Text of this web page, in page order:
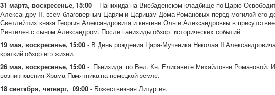
31 марта, воскресенье, 15:00- Панихида на Висбаденском кладбище по Царю-
Александру II, всем благоверным Царям и Царицам Дома Романовых перед могилой его
Светлейших князя Георгия Александровича и княгини Ольги Александровны в
Ринтелен с сыном Александром. После панихиды обзор исторических событий
19 мая, воскресенье, 15:00- В День рождения Царя-Мученика Николая II
краткий обзор его жизни.
26 мая, воскресенье, 15:00- Панихида по Вел. Кн. Елисавете Михайловне Романовой.
возникновения Храма-Памятника на немецкой земле.
18 сентября, четверг, 09:00 - Божественная Литургия.